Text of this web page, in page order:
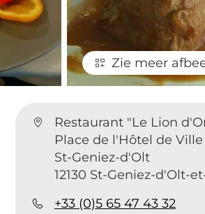
Zie meer
Restaurant "Le Lion
Place de l'Hôtel de Ville
St-Geniez-d'Olt
12130 St-Geniez-d'Olt-
+33 (0)5 65 47 43 32